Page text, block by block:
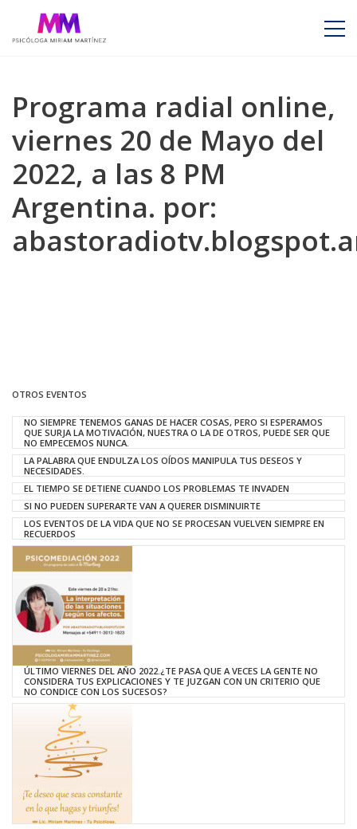
Programa radial online,
viernes 20 de Mayo del
2022, a las 8 PM
Argentina. por:
OTROS EVENTOS
NO SIEMPRE TENEMOS GANAS DE HACER COSAS, PERO SI ESPERAMOS
QUE SURJA LA MOTIVACIÓN, NUESTRA O LA DE OTROS, PUEDE SER QUE
NO EMPECEMOS NUNCA.
LA PALABRA QUE ENDULZA LOS OÍDOS MANIPULA TUS DESEOS Y
NECESIDADES.
EL TIEMPO SE DETIENE CUANDO LOS PROBLEMAS TE INVADEN
SI NO PUEDEN SUPERARTE VAN A QUERER DISMINUIRTE
LOS EVENTOS DE LA VIDA QUE NO SE PROCESAN VUELVEN SIEMPRE EN
RECUERDOS
ÚLTIMO VIERNES DEL AÑO 2022.¿TE PASA QUE A VECES LA GENTE NO
CONSIDERA TUS EXPLICACIONES Y TE JUZGAN CON UN CRITERIO QUE
NO CONDICE CON LOS SUCESOS?